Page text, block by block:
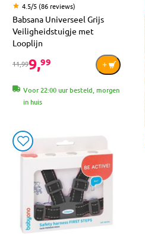
4.5/5 (86 reviews)
Babsana Universeel Grijs
Veiligheidstuigje met
Looplijn
11,999,99
Voor 22:00 uur besteld, morgen
in huis